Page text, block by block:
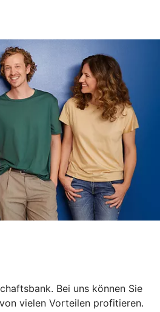
Bei uns können Sie
vielen Vorteilen profitieren.